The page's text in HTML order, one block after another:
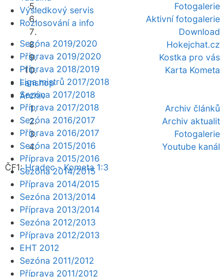
Fotogalerie
Aktivní fotogalerie
Download
Hokejchat.cz
Kostka pro vás
Karta Kometa
Fanshop
Archiv
Archiv článků
Archiv aktualit
Fotogalerie
Youtube kanál
ČF1:Hradec - Kometa 1:3
Výsledkový servis
Rozlosování a info
Sezóna 2019/2020
Příprava 2019/2020
Příprava 2018/2019
Liga mistrů 2017/2018
Sezóna 2017/2018
Příprava 2017/2018
Sezóna 2016/2017
Příprava 2016/2017
Sezóna 2015/2016
Příprava 2015/2016
Sezóna 2014/2015
Příprava 2014/2015
Sezóna 2013/2014
Příprava 2013/2014
Sezóna 2012/2013
Příprava 2012/2013
EHT 2012
Sezóna 2011/2012
Příprava 2011/2012